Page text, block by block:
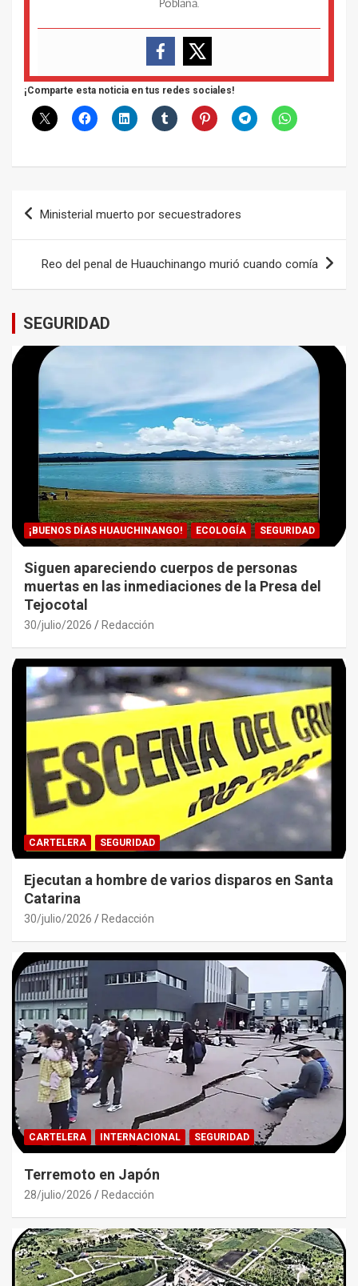
Poblana.
¡Comparte esta noticia en tus redes sociales!
Navegación
entradas
Ministerial muerto por secuestradores
Reo del penal de Huauchinango murió cuando comía
SEGURIDAD
¡BUENOS DÍAS HUAUCHINANGO! ECOLOGÍA SEGURIDAD
Siguen apareciendo cuerpos de personas
muertas en las inmediaciones de la Presa del
Tejocotal
30/julio/2026 Redacción
CARTELERA SEGURIDAD
Ejecutan a hombre de varios disparos en Santa
Catarina
30/julio/2026 Redacción
CARTELERA INTERNACIONAL SEGURIDAD
Terremoto en Japón
28/julio/2026 Redacción